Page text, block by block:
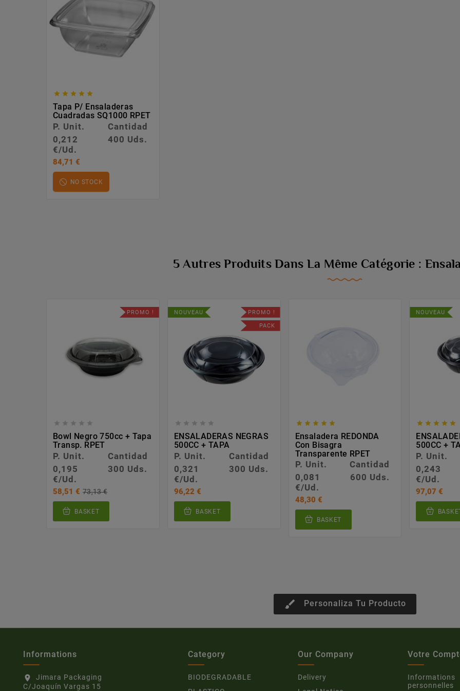
    
Tapa P/ Ensaladeras
Cuadradas SQ1000 RPET
P. Unit.
Cantidad
0,212
€/Ud.
400 Uds.
84,71 €
NO STOCK
5 Autres Produits Dans La Même Catégorie :
PROMO !
    
Bowl Negro 750cc + Tapa
Transp. RPET
P. Unit.
Cantidad
0,195
€/Ud.
300 Uds.
58,51 € 73,13 €
BASKET
NOUVEAU
PROMO !
PACK
    
ENSALADERAS NEGRAS
500CC + TAPA
P. Unit.
Cantidad
0,321
€/Ud.
300 Uds.
96,22 €
BASKET
    
Ensaladera REDONDA
Con Bisagra
Transparente RPET
P. Unit.
Cantidad
0,081
€/Ud.
600 Uds.
48,30 €
BASKET
NOUVEAU
    
500CC +
P. Unit.
0,243
€/Ud.
97,07 €
brush Personaliza Tu Producto
Informations
location_on
Jimara Packaging
C/Joaquín Vargas 15
Category
BIODEGRADABLE
Our Company
Delivery
Votre
Informations
personnelles